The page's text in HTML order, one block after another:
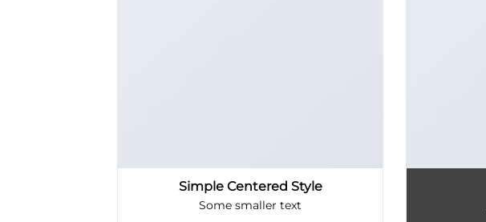
Simple Centered Style
Some smaller text